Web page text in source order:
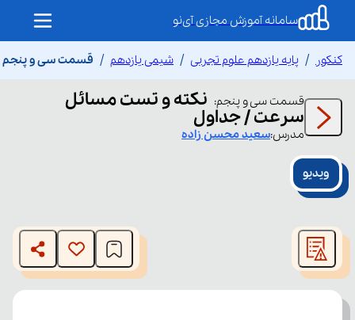
سامانه آموزش مجازی آی‌نو
کنکور پایه یازدهم علوم تجربی شیمی یازدهم قسمت سی و پنجم
قسمت سی و پنجم: نکته و تست مسائل
سرعت / جداول
مدرس:سعیدمحسن زاده
ویدیو
modal
window.
The media could not be loaded, either because the server
or network failed or because the format is not supported.